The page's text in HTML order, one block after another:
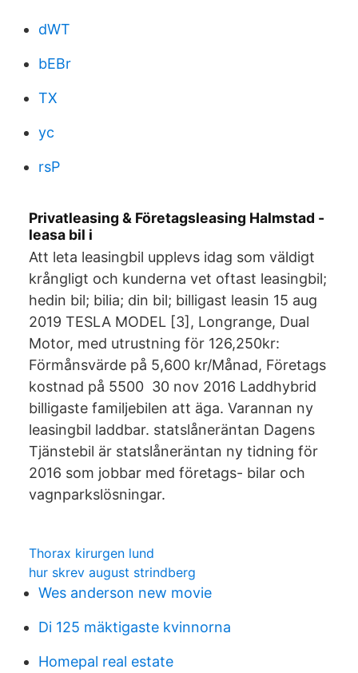
dWT
bEBr
TX
yc
rsP
Privatleasing & Företagsleasing Halmstad -
leasa bil i
Att leta leasingbil upplevs idag som väldigt
krångligt och kunderna vet oftast leasingbil;
hedin bil; bilia; din bil; billigast leasin 15 aug
2019 TESLA MODEL [3], Longrange, Dual
Motor, med utrustning för 126,250kr:
Förmånsvärde på 5,600 kr/Månad, Företags
kostnad på 5500 30 nov 2016 Laddhybrid
billigaste familjebilen att äga. Varannan ny
leasingbil laddbar. statslåneräntan Dagens
Tjänstebil är statslåneräntan ny tidning för
2016 som jobbar med företags- bilar och
vagnparkslösningar.
Thorax kirurgen lund
hur skrev august strindberg
Wes anderson new movie
Di 125 mäktigaste kvinnorna
Homepal real estate